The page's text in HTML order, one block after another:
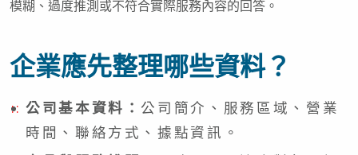
模糊、過度推測或不符合實際服務內容的回答。
企業應先整理哪些資料？
公司基本資料： 公司簡介、服務區域、營業
時間、聯絡方式、據點資訊。